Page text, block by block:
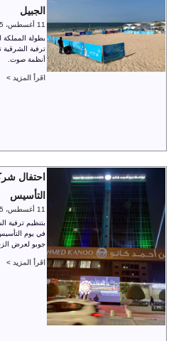
الجبيل
11 أغسطس، 2025
ترفية الشرقية
أنظمة صوت.
اقرأ المزيد >
احتفال
التأسيس
11 أغسطس، 2025
بتنظيم ترفية
في يوم
جوبو لعرض
اقرأ المزيد >